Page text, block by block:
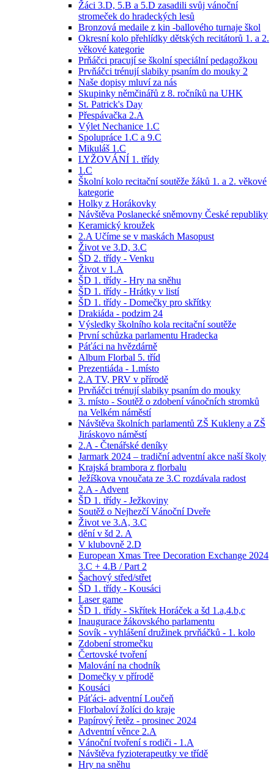
Žáci 3.D, 5.B a 5.D zasadili svůj vánoční
stromeček do hradeckých lesů
Bronzová medaile z kin -ballového turnaje škol
Okresní kolo přehlídky dětských recitátorů 1. a 2.
věkové kategorie
Prňáčci pracují se školní speciální pedagožkou
Prvňáčci trénují slabiky psaním do mouky 2
Naše dopisy mluví za nás
Skupinky němčinářů z 8. ročníků na UHK
St. Patrick's Day
Přespávačka 2.A
Výlet Nechanice 1.C
Spolupráce 1.C a 9.C
Mikuláš 1.C
LYŽOVÁNÍ 1. třídy
1.C
Školní kolo recitační soutěže žáků 1. a 2. věkové
kategorie
Holky z Horákovky
Návštěva Poslanecké sněmovny České republiky
Keramický kroužek
2.A Učíme se v maskách Masopust
Život ve 3.D, 3.C
ŠD 2. třídy - Venku
Život v 1.A
ŠD 1. třídy - Hry na sněhu
ŠD 1. třídy - Hrátky v listí
ŠD 1. třídy - Domečky pro skřítky
Drakiáda - podzim 24
Výsledky školního kola recitační soutěže
První schůzka parlamentu Hradecka
Páťáci na hvězdárně
Album Florbal 5. tříd
Prezentiáda - 1.místo
2.A TV, PRV v přírodě
Prvňáčci trénují slabiky psaním do mouky
3. místo - Soutěž o zdobení vánočních stromků
na Velkém náměstí
Návštěva školních parlamentů ZŠ Kukleny a ZŠ
Jiráskovo náměstí
2.A - Čtenářské deníky
Jarmark 2024 – tradiční adventní akce naší školy
Krajská brambora z florbalu
Ježíškova vnoučata ze 3.C rozdávala radost
2.A - Advent
ŠD 1. třídy - Ježkoviny
Soutěž o Nejhezčí Vánoční Dveře
Život ve 3.A, 3.C
dění v šd 2. A
V klubovně 2.D
European Xmas Tree Decoration Exchange 2024
3.C + 4.B / Part 2
Šachový střed/střet
ŠD 1. třídy - Kousáci
Laser game
ŠD 1. třídy - Skřítek Horáček a šd 1.a,4.b,c
Inaugurace žákovského parlamentu
Sovík - vyhlášení družinek prvňáčků - 1. kolo
Zdobení stromečku
Čertovské tvoření
Malování na chodník
Domečky v přírodě
Kousáci
Páťáci- adventní Loučeň
Florbaloví žolíci do kraje
Papírový řetěz - prosinec 2024
Adventní věnce 2.A
Vánoční tvoření s rodiči - 1.A
Návštěva fyzioterapeutky ve třídě
Hry na sněhu